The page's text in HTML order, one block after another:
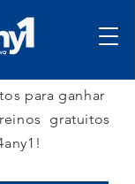
para ganhar
gratuitos